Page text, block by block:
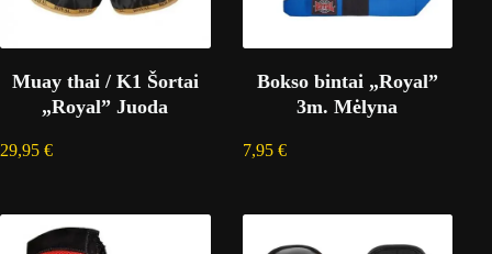
Muay thai / K1 Šortai
„Royal” Juoda
29,95 €
Bokso bintai „Royal”
3m. Mėlyna
7,95 €